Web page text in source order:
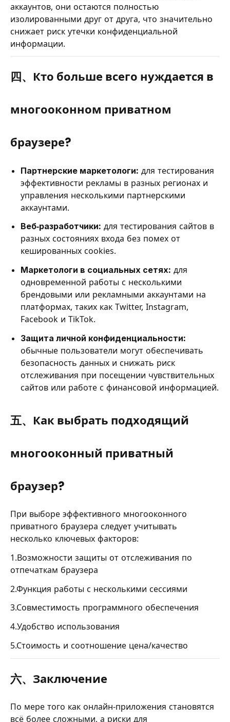
аккаунтов, они остаются полностью
изолированными друг от друга, что значительно
снижает риск утечки конфиденциальной
информации.
四、Кто больше всего нуждается в
многооконном приватном
браузере?
Партнерские маркетологи: для тестирования
эффективности рекламы в разных регионах и
управления несколькими партнерскими
аккаунтами.
Веб-разработчики: для тестирования сайтов в
разных состояниях входа без помех от
кешированных cookies.
Маркетологи в социальных сетях: для
одновременной работы с несколькими
брендовыми или рекламными аккаунтами на
платформах, таких как Twitter, Instagram,
Facebook и TikTok.
Защита личной конфиденциальности:
обычные пользователи могут обеспечивать
безопасность данных и снижать риск
отслеживания при посещении чувствительных
сайтов или работе с финансовой информацией.
五、Как выбрать подходящий
многооконный приватный
браузер?
При выборе эффективного многооконного
приватного браузера следует учитывать
несколько ключевых факторов:
1.Возможности защиты от отслеживания по
отпечаткам браузера
2.Функция работы с несколькими сессиями
3.Совместимость программного обеспечения
4.Удобство использования
5.Стоимость и соотношение цена/качество
六、Заключение
По мере того как онлайн-приложения становятся
всё более сложными, а риски для